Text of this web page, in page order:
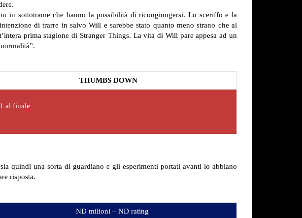
in sottotrame che hanno la possibilità di ricongiungersi. Lo sceriffo e la
di trarre in salvo Will e sarebbe stato quanto meno strano che al
prima stagione di Stranger Things. La vita di Will pare appesa ad un
THUMBS DOWN
al finale
quindi una sorta di guardiano e gli esperimenti portati avanti lo abbiano
risposta.
ND milioni – ND rating